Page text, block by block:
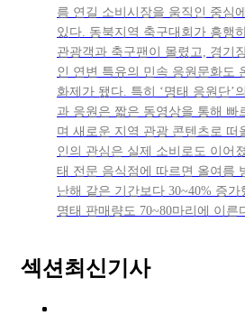
름 연길 소비시장을 움직인 중심
있다. 동북지역 축구대회가 흥행
관광객과 축구팬이 몰렸고, 경기
인 연변 특유의 민속 응원문화도
화제가 됐다. 특히 ‘명태 응원단’
과 응원은 짧은 동영상을 통해 빠
며 새로운 지역 관광 콘텐츠로 떠
인의 관심은 실제 소비로도 이어
태 전문 음식점에 따르면 올여름
난해 같은 기간보다 30~40% 증가
명태 판매량도 70~80마리에 이른
섹션최신기사